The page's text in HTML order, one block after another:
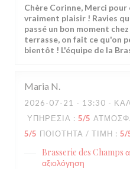
Chère Corinne, Merci
vraiment plaisir ! Ravies
passé un bon moment
terrasse, on fait ce qu'on
bientôt ! L'équipe de la
Maria N
2026-07-21 - 13:30 -
ΥΠΗΡΕΣΊΑ : 5/5
5/5 ΠΟΙΌΤΗΤΑ / ΤΙΜΉ : 5/
Brasserie des Champs
αξιολόγηση